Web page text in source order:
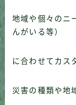
地域や個々のニ
んがいる等）
に合わせてカス
災害の種類や地